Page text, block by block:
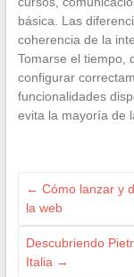
básica. Las
coherencia de la
Tomarse el tiempo,
configurar
funcionalidades
evita la mayoría de
← Cómo lanzar y
la web
Descubriendo
Italia →